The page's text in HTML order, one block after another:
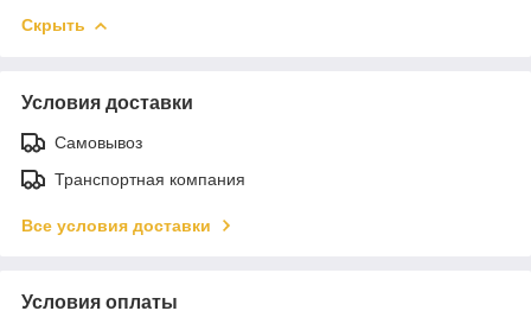
Скрыть
Условия доставки
Самовывоз
Транспортная компания
Все условия доставки
Условия оплаты